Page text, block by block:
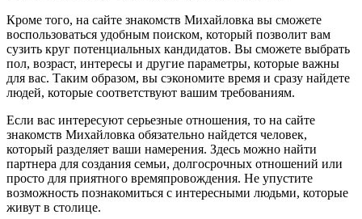
Кроме того, на сайте знакомств Михайловка вы сможете
воспользоваться удобным поиском, который позволит вам
сузить круг потенциальных кандидатов. Вы сможете выбрать
пол, возраст, интересы и другие параметры, которые важны
для вас. Таким образом, вы сэкономите время и сразу найдете
людей, которые соответствуют вашим требованиям.
Если вас интересуют серьезные отношения, то на сайте
знакомств Михайловка обязательно найдется человек,
который разделяет ваши намерения. Здесь можно найти
партнера для создания семьи, долгосрочных отношений или
просто для приятного времяпровождения. Не упустите
возможность познакомиться с интересными людьми, которые
живут в столице.